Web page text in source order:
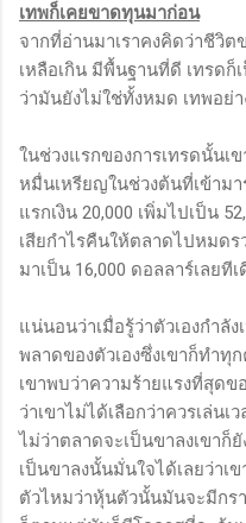
เทพก็เคยขาดทุนมาก่อน
จากที่อ่านมาเราคงคิดว่าชีวิต
เหลือเกิน มีพื้นฐานที่ดี เทรด
ว่ามันยังไม่ใช่ทั้งหมด เทพอย่
ในช่วงแรกของการเทรดนั้น
หมื่นเหรียญในช่วงต้นที่เข้าม
แรกเงิน 20,000 เพิ่มไปเป็น
เสียกำไรคืนให้ตลาดไปหมด
มาเป็น 16,000 ดอลลาร์เลยทีเ
แน่นอนว่าเมื่อรู้ว่าตัวเองกำลั
พลาดของตัวเองซึ่งเขาก็ทำทุ
เขาพบว่าความร้ายแรงที่สุดข
ว่าเขาไม่ได้เลือกว่าควรเล่น
ไม่ว่าตลาดจะเป็นขาลงเขาก็
เป็นขาลงนั้นมั่นใจได้เลยว่าเ
ตัวไหมว่าหุ้นตัวนั้นมันจะมีกร